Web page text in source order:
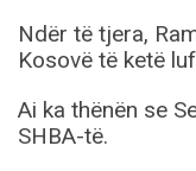
Ndër të tjera,
Kosovë të ketë
Ai ka thënën se
SHBA-të.